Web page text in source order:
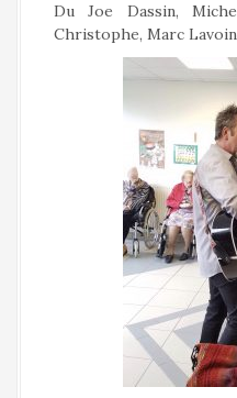
Du Joe Dassin,
Christophe, Marc